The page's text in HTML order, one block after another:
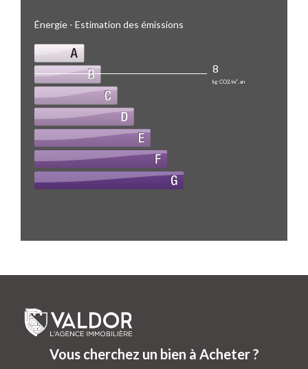
Énergie - Estimation des émissions
8
kg CO2/m².an
Vous cherchez un bien à Acheter ?